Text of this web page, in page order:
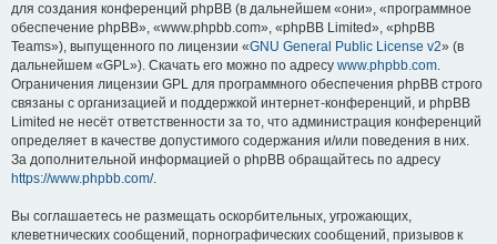
для создания конференций phpBB (в дальнейшем «они», «программное
обеспечение phpBB», «www.phpbb.com», «phpBB Limited», «phpBB
Teams»), выпущенного по лицензии «GNU General Public License v2» (в
дальнейшем «GPL»). Скачать его можно по адресу www.phpbb.com.
Ограничения лицензии GPL для программного обеспечения phpBB строго
связаны с организацией и поддержкой интернет-конференций, и phpBB
Limited не несёт ответственности за то, что администрация конференций
определяет в качестве допустимого содержания и/или поведения в них.
За дополнительной информацией о phpBB обращайтесь по адресу
https://www.phpbb.com/.
Вы соглашаетесь не размещать оскорбительных, угрожающих,
клеветнических сообщений, порнографических сообщений, призывов к